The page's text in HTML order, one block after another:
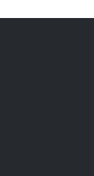
Office
его
при
на